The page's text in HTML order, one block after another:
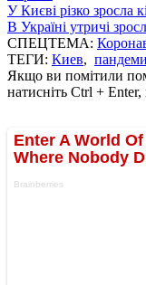
У Києві різко зросла
В Україні утричі
СПЕЦТЕМА:
ТЕГИ: Киев,
Якщо ви помітили
натисніть Ctrl +